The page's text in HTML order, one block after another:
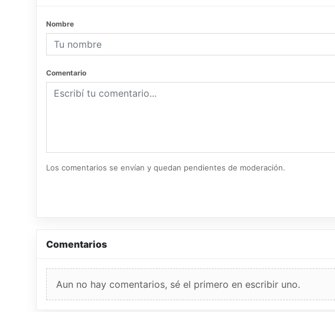
Nombre
Comentario
Los comentarios se envían y quedan pendientes de moderación.
Comentarios
Aun no hay comentarios, sé el primero en escribir uno.